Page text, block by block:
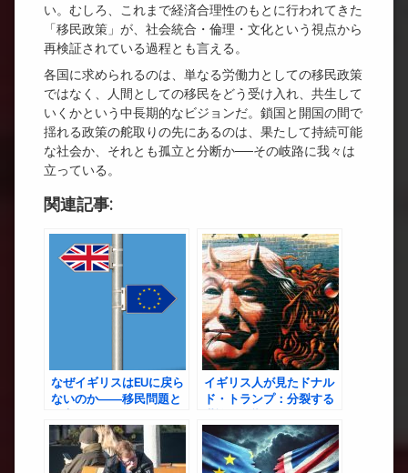
い。むしろ、これまで経済合理性のもとに行われてきた
「移民政策」が、社会統合・倫理・文化という視点から
再検証されている過程とも言える。
各国に求められるのは、単なる労働力としての移民政策
ではなく、人間としての移民をどう受け入れ、共生して
いくかという中長期的なビジョンだ。鎖国と開国の間で
揺れる政策の舵取りの先にあるのは、果たして持続可能
な社会か、それとも孤立と分断か──その岐路に我々は
立っている。
関連記事:
なぜイギリスはEUに戻ら
ないのか――移民問題と
イギリス人が見たドナル
ド・トランプ：分裂する